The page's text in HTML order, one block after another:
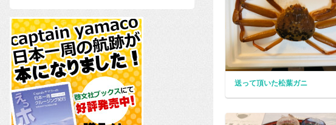
送って頂いた松葉ガニ